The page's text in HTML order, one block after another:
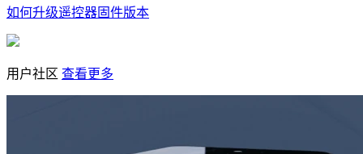
如何升级遥控器固件版本
用户社区 查看更多